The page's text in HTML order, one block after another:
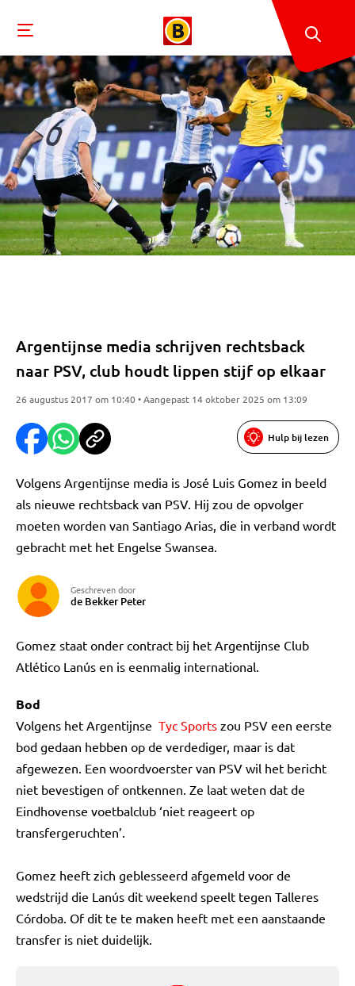
Argentijnse media schrijven rechtsback
naar PSV, club houdt lippen stijf op elkaar
26 augustus 2017 om 10:40 • Aangepast 14 oktober 2025 om 13:09
Hulp bij lezen
Volgens Argentijnse media is José Luis Gomez in beeld
als nieuwe rechtsback van PSV. Hij zou de opvolger
moeten worden van Santiago Arias, die in verband wordt
gebracht met het Engelse Swansea.
Geschreven door
de Bekker Peter
Gomez staat onder contract bij het Argentijnse Club
Atlético Lanús en is eenmalig international.
Bod
Volgens het Argentijnse Tyc Sports zou PSV een eerste
bod gedaan hebben op de verdediger, maar is dat
afgewezen. Een woordvoerster van PSV wil het bericht
niet bevestigen of ontkennen. Ze laat weten dat de
Eindhovense voetbalclub ‘niet reageert op
transfergeruchten’.
Gomez heeft zich geblesseerd afgemeld voor de
wedstrijd die Lanús dit weekend speelt tegen Talleres
Córdoba. Of dit te te maken heeft met een aanstaande
transfer is niet duidelijk.